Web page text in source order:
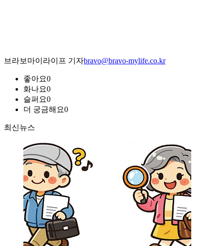
브라보마이라이프 기자bravo@bravo-mylife.co.kr
좋아요0
화나요0
슬퍼요0
더 궁금해요0
최신뉴스